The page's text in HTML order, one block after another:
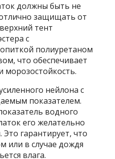
должны быть не
защищать от
тент
с
полиуретаном
что обеспечивает
нейлона с
показателем.
водного
его желательно
гарантирует, что
или в случае дождя
влага.